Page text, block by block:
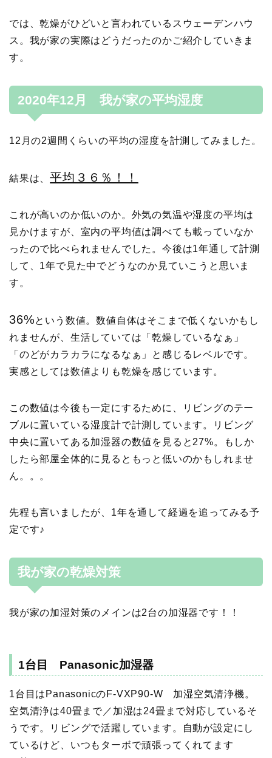
では、乾燥がひどいと言われているスウェーデンハウ
ス。我が家の実際はどうだったのかご紹介していきま
す。
2020年12月 我が家の平均湿度
12月の2週間くらいの平均の湿度を計測してみました。
結果は、平均３６％！！
これが高いのか低いのか。外気の気温や湿度の平均は
見かけますが、室内の平均値は調べても載っていなか
ったので比べられませんでした。今後は1年通して計測
して、1年で見た中でどうなのか見ていこうと思いま
す。
36%という数値。数値自体はそこまで低くないかもし
れませんが、生活していては「乾燥しているなぁ」
「のどがカラカラになるなぁ」と感じるレベルです。
実感としては数値よりも乾燥を感じています。
この数値は今後も一定にするために、リビングのテー
ブルに置いている湿度計で計測しています。リビング
中央に置いてある加湿器の数値を見ると27%。もしか
したら部屋全体的に見るともっと低いのかもしれませ
ん。。。
先程も言いましたが、1年を通して経過を追ってみる予
定です♪
我が家の乾燥対策
我が家の加湿対策のメインは2台の加湿器です！！
1台目 Panasonic加湿器
1台目はPanasonicのF-VXP90-W 加湿空気清浄機。
空気清浄は40畳まで／加湿は24畳まで対応しているそ
うです。リビングで活躍しています。自動が設定にし
ているけど、いつもターボで頑張ってくれてます